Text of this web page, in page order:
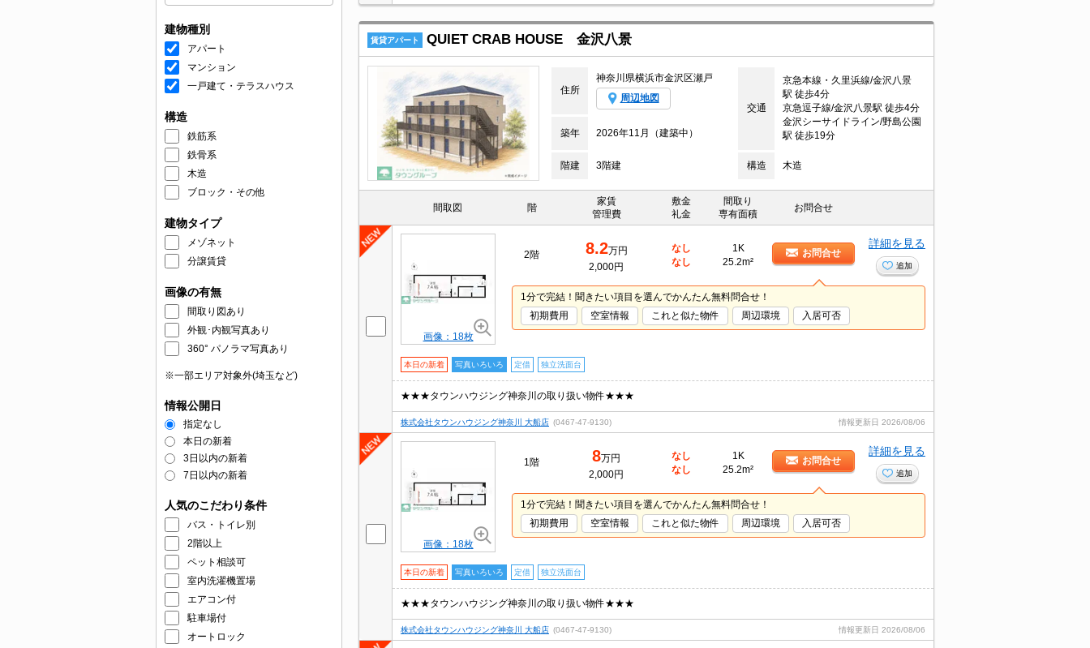
建物種別
アパート
マンション
一戸建て・テラスハウス
構造
鉄筋系
鉄骨系
木造
ブロック・その他
建物タイプ
メゾネット
分譲賃貸
画像の有無
間取り図あり
外観･内観写真あり
360° パノラマ写真あり
※一部エリア対象外(埼玉など)
情報公開日
指定なし
本日の新着
3日以内の新着
7日以内の新着
人気のこだわり条件
バス・トイレ別
2階以上
ペット相談可
室内洗濯機置場
エアコン付
駐車場付
オートロック
賃貸アパート QUIET CRAB HOUSE 金沢八景
住所
神奈川県横浜市金沢区瀬戸
周辺地図
交通
京急本線・久里浜線/金沢八景
駅 徒歩4分
京急逗子線/金沢八景駅 徒歩4分
金沢シーサイドライン/野島公園
駅 徒歩19分
築年 2026年11月（建築中）
階建 3階建 構造 木造
間取図 階
家賃
管理費
敷金
礼金
間取り
専有面積
お問合せ
画像：18枚
2階 8.2万円
2,000円
なし
なし
1K
25.2m²
お問合せ
詳細を見る
追加
1分で完結！聞きたい項目を選んでかんたん無料問合せ！
初期費用
空室情報 これと似た物件 周辺環境 入居可否
本日の新着 写真いろいろ 定借 独立洗面台
★★★タウンハウジング神奈川の取り扱い物件★★★
株式会社タウンハウジング神奈川 大船店 (0467-47-9130) 情報更新日 2026/08/06
画像：18枚
1階 8万円
2,000円
なし
なし
1K
25.2m²
お問合せ
詳細を見る
追加
1分で完結！聞きたい項目を選んでかんたん無料問合せ！
初期費用
空室情報 これと似た物件 周辺環境 入居可否
本日の新着 写真いろいろ 定借 独立洗面台
★★★タウンハウジング神奈川の取り扱い物件★★★
株式会社タウンハウジング神奈川 大船店 (0467-47-9130) 情報更新日 2026/08/06